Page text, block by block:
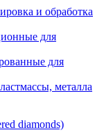
и обработка
для
для
металла
diamonds)